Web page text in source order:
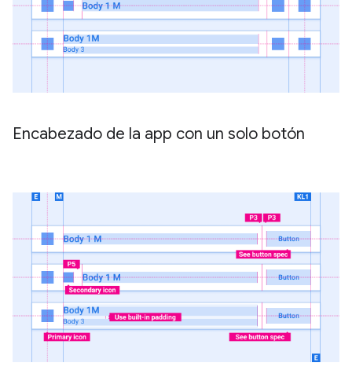
Encabezado de la app con un solo botón